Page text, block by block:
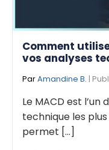
Comment
vos analyses
ParAmandine B. |
Le MACD est l’un
technique les
permet [...]